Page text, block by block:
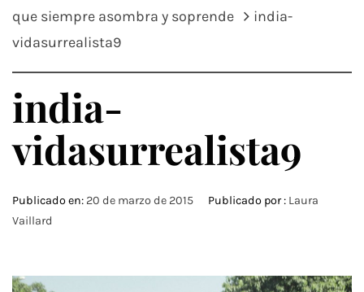
que siempre asombra y soprende
india-
vidasurrealista9
india-
vidasurrealista9
Publicado en: 20 de marzo de 2015 Publicado por : Laura
Vaillard